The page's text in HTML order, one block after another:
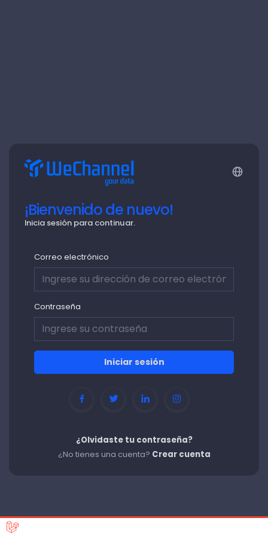
¡Bienvenido de nuevo!
Inicia sesión para continuar.
Correo electrónico
Contraseña
Iniciar sesión
¿Olvidaste tu contraseña?
¿No tienes una cuenta? Crear cuenta